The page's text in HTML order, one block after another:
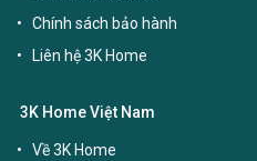
Chính sách bảo hành
Liên hệ 3K Home
3K Home Việt Nam
Về 3K Home